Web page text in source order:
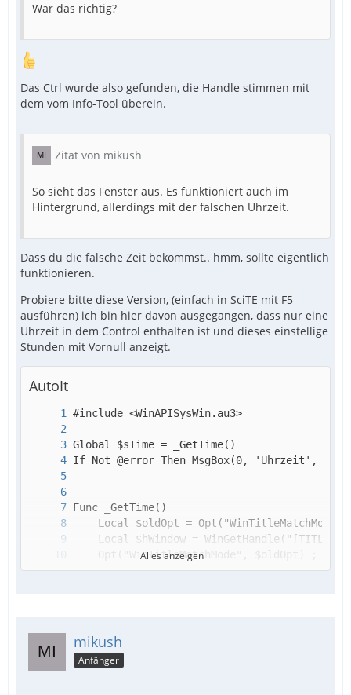
War das richtig?
Das Ctrl wurde also gefunden, die Handle stimmen mit
dem vom Info-Tool überein.
Zitat von mikush
So sieht das Fenster aus. Es funktioniert auch im
Hintergrund, allerdings mit der falschen Uhrzeit.
Dass du die falsche Zeit bekommst.. hmm, sollte eigentlich
funktionieren.
Probiere bitte diese Version, (einfach in SciTE mit F5
ausführen) ich bin hier davon ausgegangen, dass nur eine
Uhrzeit in dem Control enthalten ist und dieses einstellige
Stunden mit Vornull anzeigt.
AutoIt
Alles anzeigen
mikush
Anfänger